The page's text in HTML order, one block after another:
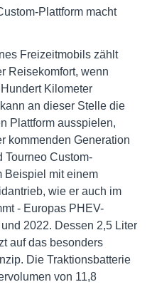
Plattform macht
Freizeitmobils zählt
Reisekomfort, wenn
Kilometer
an dieser Stelle die
Plattform ausspielen,
kommenden Generation
Tourneo Custom-
Beispiel mit einem
wie er auch im
- Europas PHEV-
2022. Dessen 2,5 Liter
auf das besonders
Die Traktionsbatterie
von 11,8